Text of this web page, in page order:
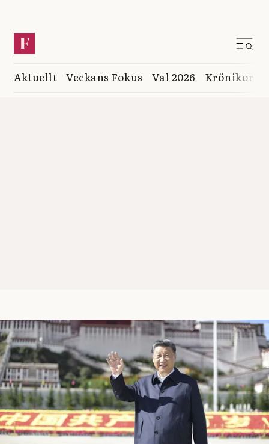
Aktuellt Veckans Fokus Val 2026 Krönikor